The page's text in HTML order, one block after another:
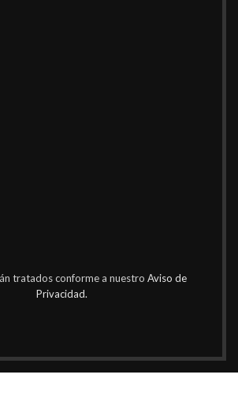
tratados conforme a nuestro Aviso de
Privacidad.